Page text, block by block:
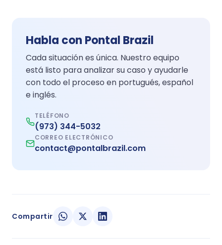
Habla con Pontal Brazil
Cada situación es única. Nuestro equipo
está listo para analizar su caso y ayudarle
con todo el proceso en portugués, español
e inglés.
TELÉFONO
(973) 344-5032
CORREO ELECTRÓNICO
contact@pontalbrazil.com
Compartir